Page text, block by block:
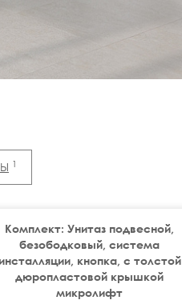
1
Комплект: Унитаз подвесной,
безободковый, система
инсталляции, кнопка, с толстой
дюропластовой крышкой
микролифт